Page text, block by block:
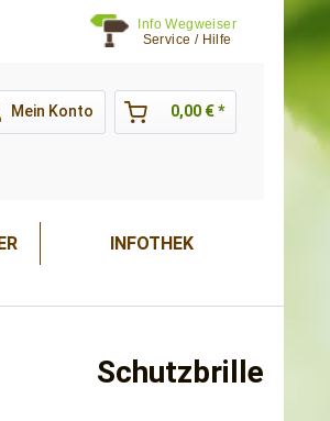
Info Wegweiser
Service / Hilfe
Mein Konto 0,00 € *
INFOTHEK
Schutzbrille